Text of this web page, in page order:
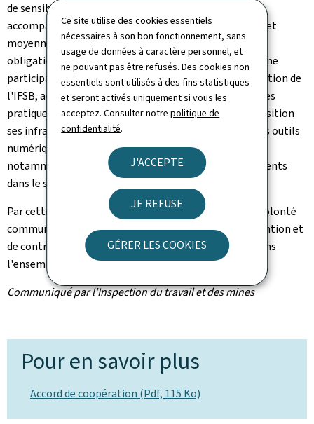
Ce site utilise des cookies essentiels
nécessaires à son bon fonctionnement, sans
usage de données à caractère personnel, et
ne pouvant pas être refusés. Des cookies non
essentiels sont utilisés à des fins statistiques
et seront activés uniquement si vous les
acceptez. Consulter notrepolitique de
confidentialité.
J'ACCEPTE
JE REFUSE
GÉRER LES COOKIES
de sensibilisation et d'outils pratiques destinés à
accompagner les entreprises, notamment les petites et
moyennes entreprises, dans la mise en œuvre de leurs
obligations en matière de SST. Elle inclut également une
participation renforcée de l'ITM aux activités de formation de
l'IFSB, accompagnée d'un échange structuré des bonnes
pratiques issues des inspections. L'IFSB mettra à disposition
ses infrastructures, ses ressources pédagogiques et ses outils
numériques, et développera des formations ciblées,
notamment des modules consacrés aux risques émergents
dans le secteur de la construction.
Par cette signature, les partenaires réaffirment leur volonté
commune de promouvoir une culture durable de prévention et
de contribuer à la réduction des accidents du travail dans
l'ensemble du secteur.
Communiqué par l'Inspection du travail et des mines
Pour en savoir plus
Accord de coopération (Pdf, 115 Ko)